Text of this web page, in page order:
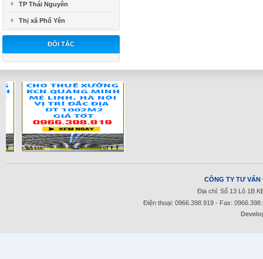
TP Thái Nguyên
Thị xã Phổ Yên
ĐỐI TÁC
CÔNG TY TƯ
Địa chỉ: Số 13 Lô 1B
Điện thoại: 0966.398.919 - Fax: